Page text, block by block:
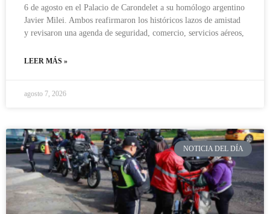
6 de agosto en el Palacio de Carondelet a su homólogo argentino
Javier Milei. Ambos reafirmaron los históricos lazos de amistad
y revisaron una agenda de seguridad, comercio, servicios aéreos,
LEER MÁS »
agosto 7, 2026
NOTICIA DEL DÍA